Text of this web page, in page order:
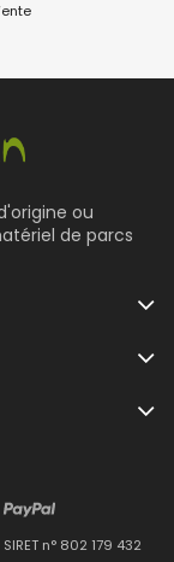
ou
de parcs
n° 802 179 432